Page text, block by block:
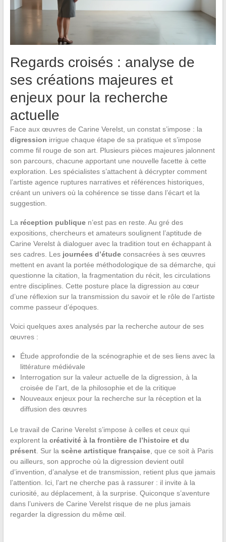
Regards croisés : analyse de
ses créations majeures et
enjeux pour la recherche
actuelle
Face aux œuvres de Carine Verelst, un constat s’impose : la
digression irrigue chaque étape de sa pratique et s’impose
comme fil rouge de son art. Plusieurs pièces majeures jalonnent
son parcours, chacune apportant une nouvelle facette à cette
exploration. Les spécialistes s’attachent à décrypter comment
l’artiste agence ruptures narratives et références historiques,
créant un univers où la cohérence se tisse dans l’écart et la
suggestion.
La réception publiquen’est pas en reste. Au gré des
expositions, chercheurs et amateurs soulignent l’aptitude de
Carine Verelst à dialoguer avec la tradition tout en échappant à
ses cadres. Les journées d’étudeconsacrées à ses œuvres
mettent en avant la portée méthodologique de sa démarche, qui
questionne la citation, la fragmentation du récit, les circulations
entre disciplines. Cette posture place la digression au cœur
d’une réflexion sur la transmission du savoir et le rôle de l’artiste
comme passeur d’époques.
Voici quelques axes analysés par la recherche autour de ses
œuvres :
Étude approfondie de la scénographie et de ses liens avec la
littérature médiévale
Interrogation sur la valeur actuelle de la digression, à la
croisée de l’art, de la philosophie et de la critique
Nouveaux enjeux pour la recherche sur la réception et la
diffusion des œuvres
Le travail de Carine Verelst s’impose à celles et ceux qui
explorent la créativité à la frontière de l’histoire et du
présent. Sur la scène artistique française, que ce soit à Paris
ou ailleurs, son approche où la digression devient outil
d’invention, d’analyse et de transmission, retient plus que jamais
l’attention. Ici, l’art ne cherche pas à rassurer : il invite à la
curiosité, au déplacement, à la surprise. Quiconque s’aventure
dans l’univers de Carine Verelst risque de ne plus jamais
regarder la digression du même œil.